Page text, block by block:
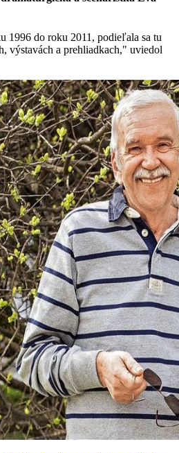
1996 do roku 2011, podieľala sa tu
výstavách a prehliadkach," uviedol